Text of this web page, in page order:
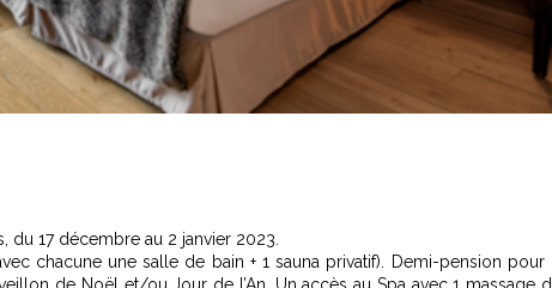
17 décembre au 2 janvier 2023.
chacune une salle de bain + 1 sauna privatif). Demi-pension pour